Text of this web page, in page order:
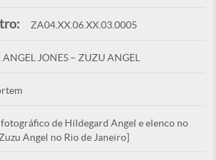
ZA04.XX.06.XX.03.0005
JONES – ZUZU ANGEL
de Hildegard Angel e elenco no
Angel no Rio de Janeiro]